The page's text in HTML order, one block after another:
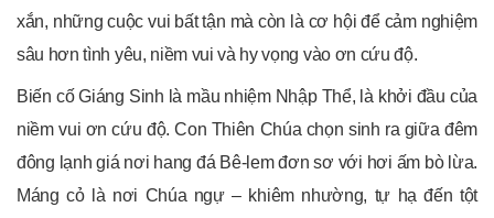
xắn, những cuộc vui bất tận mà còn là cơ hội để cảm nghiệm
sâu hơn tình yêu, niềm vui và hy vọng vào ơn cứu độ.
Biến cố Giáng Sinh là mầu nhiệm Nhập Thể, là khởi đầu của
niềm vui ơn cứu độ. Con Thiên Chúa chọn sinh ra giữa đêm
đông lạnh giá nơi hang đá Bê-lem đơn sơ với hơi ấm bò lừa.
Máng cỏ là nơi Chúa ngự – khiêm nhường, tự hạ đến tột